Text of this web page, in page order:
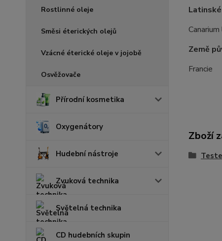
Rostlinné oleje
Směsi éterických olejů
Vzácné éterické oleje v jojobě
Osvěžovače
Přírodní kosmetika
Oxygenátory
Hudební nástroje
Zvuková technika
Světelná technika
CD hudebních skupin
Země
Francie
Zboží